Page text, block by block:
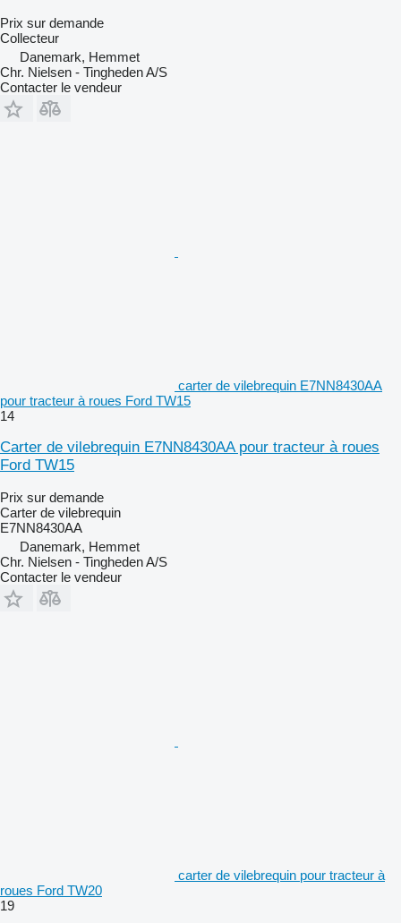
Prix sur demande
Collecteur
Danemark, Hemmet
Chr. Nielsen - Tingheden A/S
Contacter le vendeur
carter de vilebrequin E7NN8430AA
pour tracteur à roues Ford TW15
14
Carter de vilebrequin E7NN8430AA pour tracteur à roues
Ford TW15
Prix sur demande
Carter de vilebrequin
E7NN8430AA
Danemark, Hemmet
Chr. Nielsen - Tingheden A/S
Contacter le vendeur
carter de vilebrequin pour tracteur à
roues Ford TW20
19